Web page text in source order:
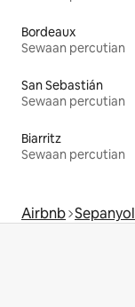
Bordeaux
Sewaan percutian
San Sebastián
Sewaan percutian
Biarritz
Sewaan percutian
Airbnb Sepanyol